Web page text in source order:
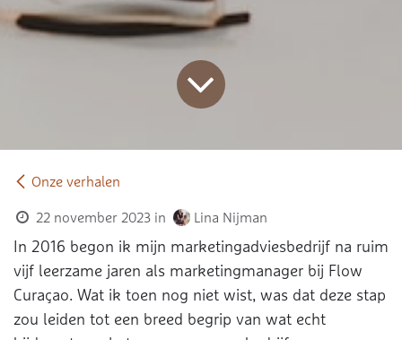
Onze verhalen
22 november 2023 in Lina Nijman
In 2016 begon ik mijn marketingadviesbedrijf na ruim
vijf leerzame jaren als marketingmanager bij Flow
Curaçao. Wat ik toen nog niet wist, was dat deze stap
zou leiden tot een breed begrip van wat echt